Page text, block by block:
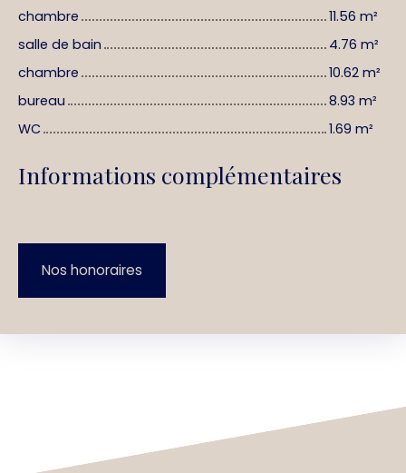
chambre
11.56 m²
salle de bain
4.76 m²
chambre
10.62 m²
bureau
8.93 m²
WC
1.69 m²
Informations complémentaires
Nos honoraires